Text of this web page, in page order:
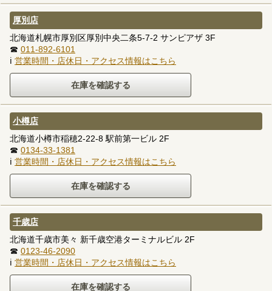
厚別店
北海道札幌市厚別区厚別中央二条5-7-2 サンピアザ 3F
☎ 011-892-6101
ℹ 営業時間・店休日・アクセス情報はこちら
小樽店
北海道小樽市稲穂2-22-8 駅前第一ビル 2F
☎ 0134-33-1381
ℹ 営業時間・店休日・アクセス情報はこちら
千歳店
北海道千歳市美々 新千歳空港ターミナルビル 2F
☎ 0123-46-2090
ℹ 営業時間・店休日・アクセス情報はこちら